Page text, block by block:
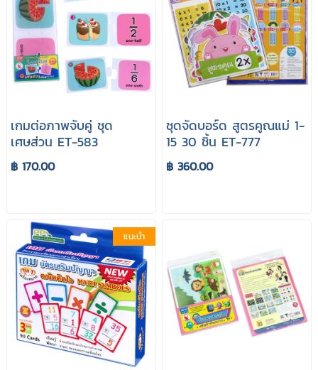
เกมต่อภาพจับคู่ ชุด
เศษส่วน ET-583
฿ 170.00
ชุดจัดบอร์ด สูตรคูณแม่ 1-
15 30 ชิ้น ET-777
฿ 360.00
แนะนำ